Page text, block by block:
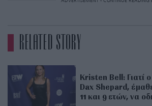
RELATED STORY
Kristen Bell: Γιατί
Dax Shepard,
11 και 9 ετών, να